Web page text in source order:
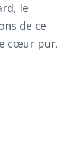
le
de ce
cœur pur.